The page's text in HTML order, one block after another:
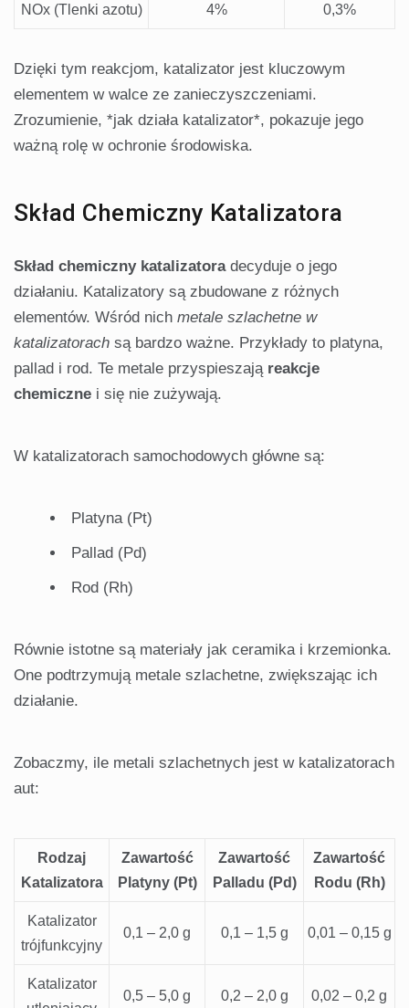
NOx (Tlenki azotu) 4% 0,3%
Dzięki tym reakcjom, katalizator jest kluczowym
elementem w walce ze zanieczyszczeniami.
Zrozumienie, *jak działa katalizator*, pokazuje jego
ważną rolę w ochronie środowiska.
Skład Chemiczny Katalizatora
Skład chemiczny katalizatoradecyduje o jego
działaniu. Katalizatory są zbudowane z różnych
elementów. Wśród nich metale szlachetne w
katalizatorach są bardzo ważne. Przykłady to platyna,
pallad i rod. Te metale przyspieszają reakcje
chemiczne i się nie zużywają.
W katalizatorach samochodowych główne są:
Platyna (Pt)
Pallad (Pd)
Rod (Rh)
Równie istotne są materiały jak ceramika i krzemionka.
One podtrzymują metale szlachetne, zwiększając ich
działanie.
Zobaczmy, ile metali szlachetnych jest w katalizatorach
aut:
Rodzaj
Katalizatora
Zawartość
Platyny (Pt)
Zawartość
Palladu (Pd)
Zawartość
Rodu (Rh)
Katalizator
trójfunkcyjny
0,1 – 2,0 g 0,1 – 1,5 g 0,01 – 0,15 g
Katalizator
0,5 – 5,0 g 0,2 – 2,0 g 0,02 – 0,2 g